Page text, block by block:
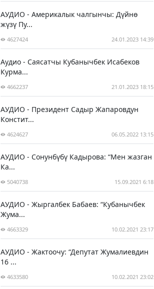
АУДИО - Америкалык чалгынчы: Дүйнө
жүзү Пу...
4627424 24.01.2023 14:39
Аудио - Саясатчы Кубанычбек Исабеков
Курма...
4662237 21.01.2023 18:15
АУДИО - Президент Садыр Жапаровдун
Констит...
4624627 06.05.2022 13:15
АУДИО - Сонунбүбү Кадырова: “Мен жазган
Ка...
5040738 15.09.2021 6:18
АУДИО - Жыргалбек Бабаев: “Кубанычбек
Жума...
4663329 10.02.2021 23:17
АУДИО - Жактоочу: “Депутат Жумалиевдин
16 ...
4633580 10.02.2021 23:02